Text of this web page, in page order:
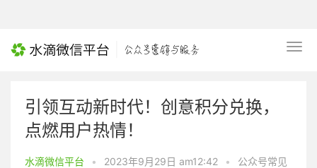
引领互动新时代！创意积分兑换，
点燃用户热情！
水滴微信平台 • 2023年9月29日 am12:42 •
公众号常见